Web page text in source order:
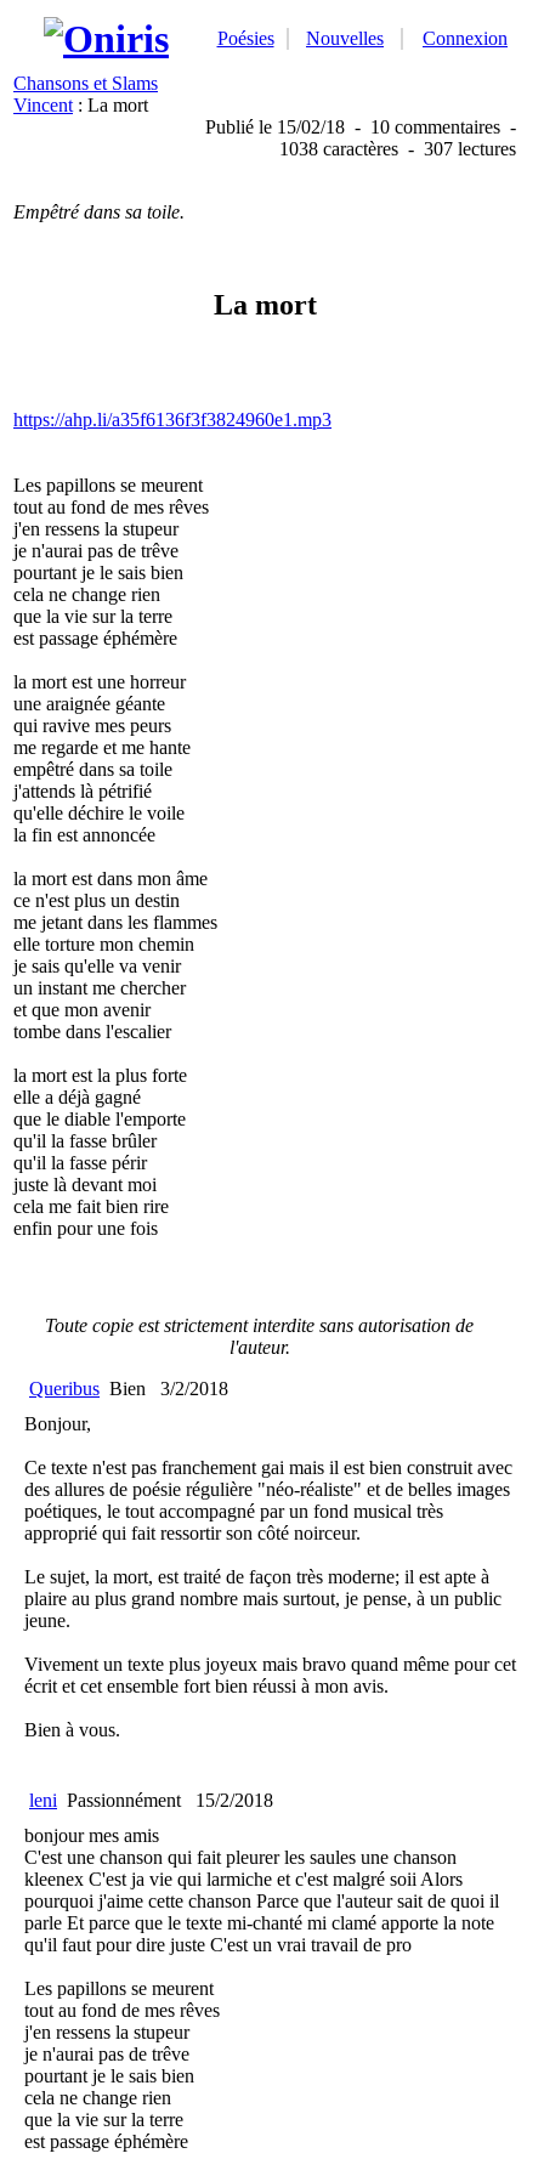
Poésies Nouvelles Connexion
Chansons et Slams
Vincent : La mort
Publié le 15/02/18 - 10 commentaires -
1038 caractères - 307 lectures
Empêtré dans sa toile.
La mort
https://ahp.li/a35f6136f3f3824960e1.mp3
Les papillons se meurent
tout au fond de mes rêves
j'en ressens la stupeur
je n'aurai pas de trêve
pourtant je le sais bien
cela ne change rien
que la vie sur la terre
est passage éphémère
la mort est une horreur
une araignée géante
qui ravive mes peurs
me regarde et me hante
empêtré dans sa toile
j'attends là pétrifié
qu'elle déchire le voile
la fin est annoncée
la mort est dans mon âme
ce n'est plus un destin
me jetant dans les flammes
elle torture mon chemin
je sais qu'elle va venir
un instant me chercher
et que mon avenir
tombe dans l'escalier
la mort est la plus forte
elle a déjà gagné
que le diable l'emporte
qu'il la fasse brûler
qu'il la fasse périr
juste là devant moi
cela me fait bien rire
enfin pour une fois
Toute copie est strictement interdite sans autorisation de
l'auteur.
Queribus Bien
3/2/2018
Bonjour,
Ce texte n'est pas franchement gai mais il est bien construit avec
des allures de poésie régulière "néo-réaliste" et de belles images
poétiques, le tout accompagné par un fond musical très
approprié qui fait ressortir son côté noirceur.
Le sujet, la mort, est traité de façon très moderne; il est apte à
plaire au plus grand nombre mais surtout, je pense, à un public
jeune.
Vivement un texte plus joyeux mais bravo quand même pour cet
écrit et cet ensemble fort bien réussi à mon avis.
Bien à vous.
leni Passionnément
15/2/2018
bonjour mes amis
C'est une chanson qui fait pleurer les saules une chanson
kleenex C'est ja vie qui larmiche et c'est malgré soii Alors
pourquoi j'aime cette chanson Parce que l'auteur sait de quoi il
parle Et parce que le texte mi-chanté mi clamé apporte la note
qu'il faut pour dire juste C'est un vrai travail de pro
Les papillons se meurent
tout au fond de mes rêves
j'en ressens la stupeur
je n'aurai pas de trêve
pourtant je le sais bien
cela ne change rien
que la vie sur la terre
est passage éphémère